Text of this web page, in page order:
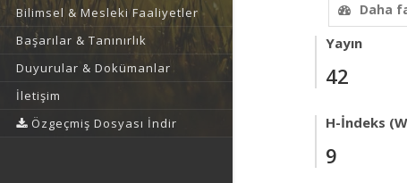
Bilimsel & Mesleki Faaliyetler
Başarılar & Tanınırlık
Duyurular & Dokümanlar
İletişim
Özgeçmiş Dosyası İndir
Daha
Yayın
42
H-İndeks
9